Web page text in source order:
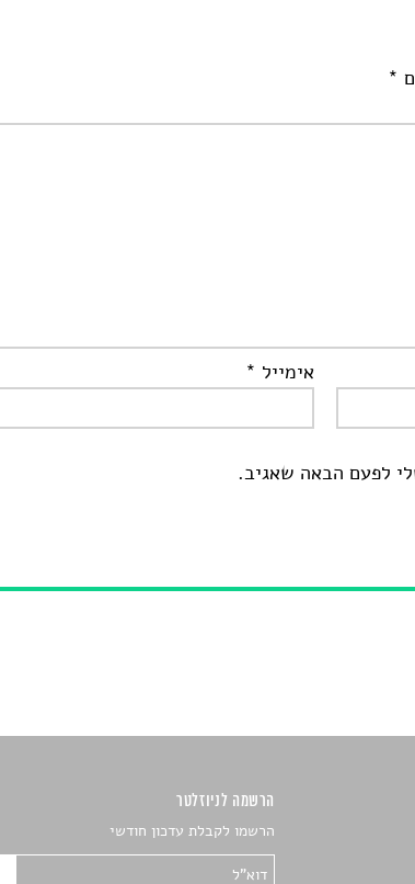
*
אימייל *
לפעם הבאה שאגיב.
הרשמה לניוזלטר
הרשמו לקבלת עדכון חודשי